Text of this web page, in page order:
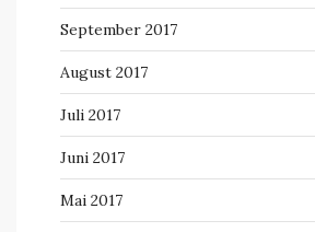
September 2017
August 2017
Juli 2017
Juni 2017
Mai 2017